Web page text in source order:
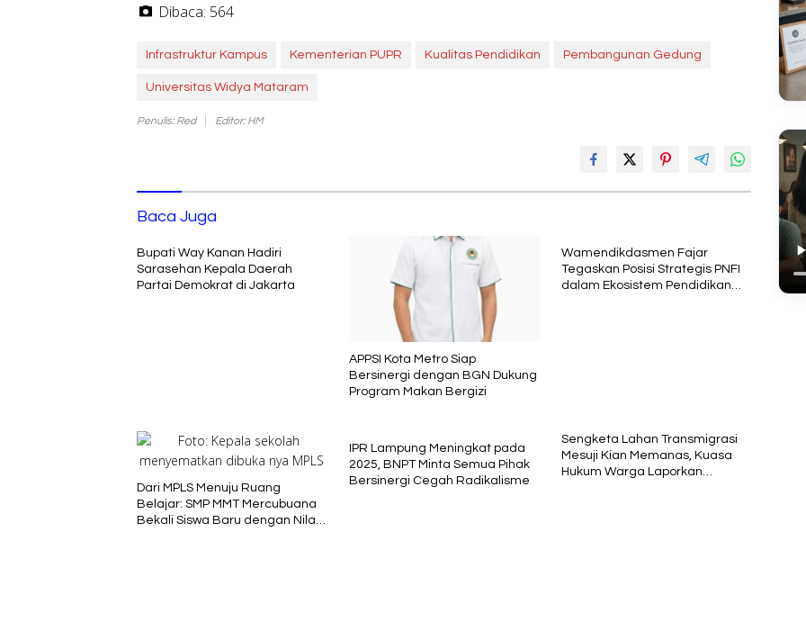
Dibaca: 564
Infrastruktur Kampus Kementerian PUPR Kualitas Pendidikan Pembangunan Gedung
Universitas Widya Mataram
Penulis: Red Editor: HM
Baca Juga
Bupati Way Kanan Hadiri
Sarasehan Kepala Daerah
Partai Demokrat di Jakarta
APPSI Kota Metro Siap
Bersinergi dengan BGN Dukung
Program Makan Bergizi
Wamendikdasmen Fajar
Tegaskan Posisi Strategis PNFI
dalam Ekosistem Pendidikan
Dari MPLS Menuju Ruang
Belajar: SMP MMT Mercubuana
Bekali Siswa Baru dengan Nilai
IPR Lampung Meningkat pada
2025, BNPT Minta Semua Pihak
Bersinergi Cegah Radikalisme
Sengketa Lahan Transmigrasi
Mesuji Kian Memanas, Kuasa
Hukum Warga Laporkan